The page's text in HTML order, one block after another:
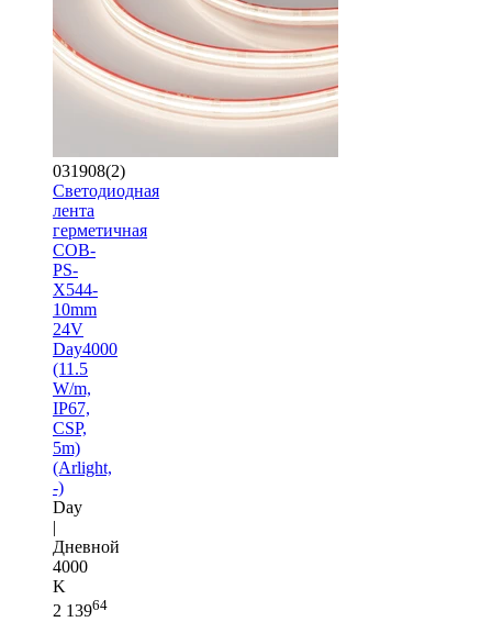
031908(2)
Светодиодная
лента
герметичная
COB-
PS-
X544-
10mm
24V
Day4000
(11.5
W/m,
IP67,
CSP,
5m)
(Arlight,
-)
Day
|
Дневной
4000
K
2 13964